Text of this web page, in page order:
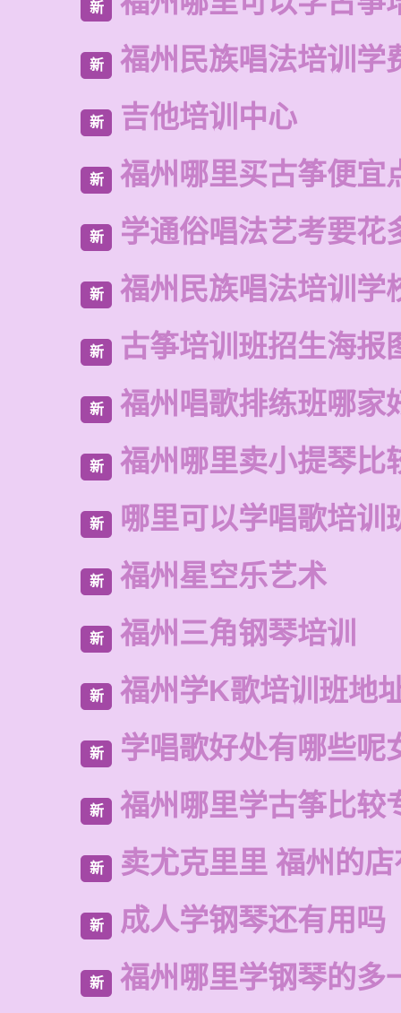
新
新 福州民族唱法培训学
新 吉他培训中心
新 福州哪里买古筝便宜
新 学通俗唱法艺考要花
新 福州民族唱法培训学
新 古筝培训班招生海报
新 福州唱歌排练班哪家
新 福州哪里卖小提琴比
新 哪里可以学唱歌培训
新 福州星空乐艺术
新 福州三角钢琴培训
新 福州学K歌培训班地
新 学唱歌好处有哪些呢
新 福州哪里学古筝比较
新 卖尤克里里 福州的
新 成人学钢琴还有用吗
新 福州哪里学钢琴的多